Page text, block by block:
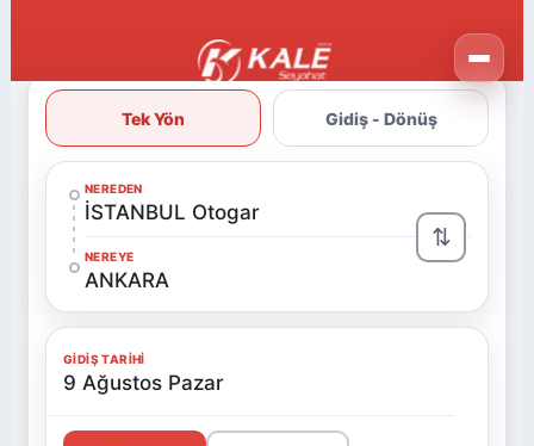
Tek Yön Gidiş - Dönüş
NEREDEN
İSTANBUL Otogar
NEREYE
ANKARA
⇅
GIDIŞ TARIHI
9 Ağustos Pazar